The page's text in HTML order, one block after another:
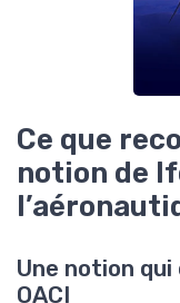
Ce que
notion de
Une notion
OACI